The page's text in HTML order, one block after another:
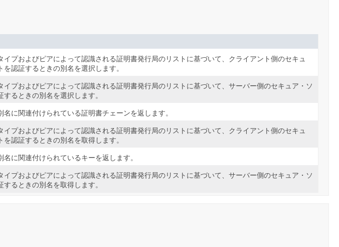
イプおよびピアによって認識される証明書発行局のリストに基づいて、クライアント側のセキュ
を認証するときの別名を選択します。
イプおよびピアによって認識される証明書発行局のリストに基づいて、サーバー側のセキュア・ソ
するときの別名を選択します。
名に関連付けられている証明書チェーンを返します。
イプおよびピアによって認識される証明書発行局のリストに基づいて、クライアント側のセキュ
を認証するときの別名を取得します。
名に関連付けられているキーを返します。
イプおよびピアによって認識される証明書発行局のリストに基づいて、サーバー側のセキュア・ソ
するときの別名を取得します。